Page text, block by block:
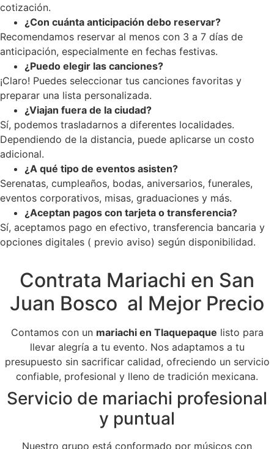
cotización.
¿Con cuánta anticipación debo reservar?
Recomendamos reservar al menos con 3 a 7 días de
anticipación, especialmente en fechas festivas.
¿Puedo elegir las canciones?
¡Claro! Puedes seleccionar tus canciones favoritas y
preparar una lista personalizada.
¿Viajan fuera de la ciudad?
Sí, podemos trasladarnos a diferentes localidades.
Dependiendo de la distancia, puede aplicarse un costo
adicional.
¿A qué tipo de eventos asisten?
Serenatas, cumpleaños, bodas, aniversarios, funerales,
eventos corporativos, misas, graduaciones y más.
¿Aceptan pagos con tarjeta o transferencia?
Sí, aceptamos pago en efectivo, transferencia bancaria y
opciones digitales ( previo aviso) según disponibilidad.
Contrata Mariachi en San
Juan Bosco al Mejor Precio
Contamos con un mariachi en Tlaquepaque listo para
llevar alegría a tu evento. Nos adaptamos a tu
presupuesto sin sacrificar calidad, ofreciendo un servicio
confiable, profesional y lleno de tradición mexicana.
Servicio de mariachi profesional
y puntual
Nuestro grupo está conformado por músicos con